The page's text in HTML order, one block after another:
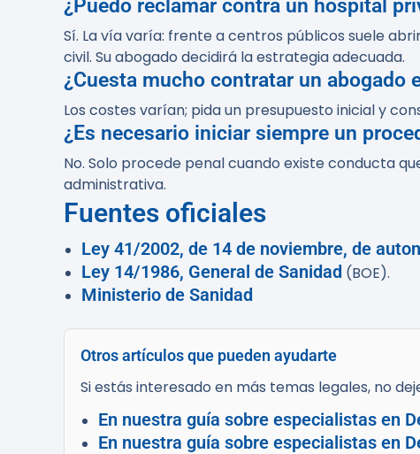
¿Puedo reclamar contra un hospital
Sí. La vía varía: frente a centros públicos suele
civil. Su abogado decidirá la estrategia adecuada.
¿Cuesta mucho contratar un abogado
Los costes varían; pida un presupuesto inicial y
¿Es necesario iniciar siempre un
No. Solo procede penal cuando existe conducta
administrativa.
Fuentes oficiales
Ley 41/2002, de 14 de noviembre, de
Ley 14/1986, General de Sanidad (BOE).
Ministerio de Sanidad
Otros artículos que pueden ayudarte
Si estás interesado en más temas legales, no
En nuestra guía sobre especialistas en
En nuestra guía sobre especialistas en